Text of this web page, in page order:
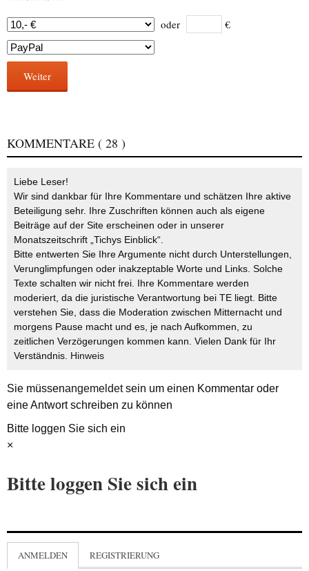
oder €
Weiter
KOMMENTARE ( 28 )
Liebe Leser!
Wir sind dankbar für Ihre Kommentare und schätzen Ihre aktive
Beteiligung sehr. Ihre Zuschriften können auch als eigene
Beiträge auf der Site erscheinen oder in unserer
Monatszeitschrift „Tichys Einblick“.
Bitte entwerten Sie Ihre Argumente nicht durch Unterstellungen,
Verunglimpfungen oder inakzeptable Worte und Links. Solche
Texte schalten wir nicht frei. Ihre Kommentare werden
moderiert, da die juristische Verantwortung bei TE liegt. Bitte
verstehen Sie, dass die Moderation zwischen Mitternacht und
morgens Pause macht und es, je nach Aufkommen, zu
zeitlichen Verzögerungen kommen kann. Vielen Dank für Ihr
Verständnis. Hinweis
Sie müssenangemeldetsein um einen Kommentar oder
eine Antwort schreiben zu können
Bitte loggen Sie sich ein
×
Bitte loggen Sie sich ein
ANMELDEN REGISTRIERUNG